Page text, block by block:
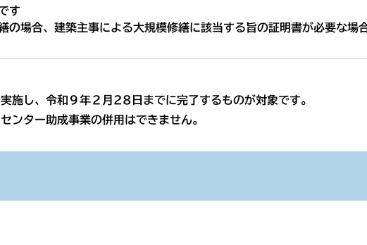
す
の場合、建築主事による大規模修繕に該当する旨の証明書が必要な場
施し、令和９年２月28日までに完了するものが対象です。
ター助成事業の併用はできません。